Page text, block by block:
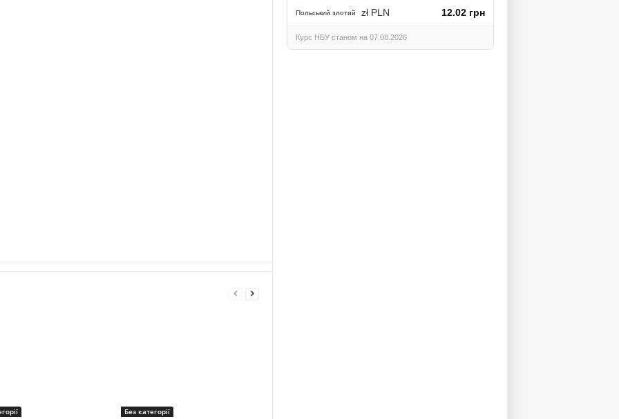
Без категорії
Польський злотий zł PLN 12.02 грн
Курс НБУ станом на 07.08.2026